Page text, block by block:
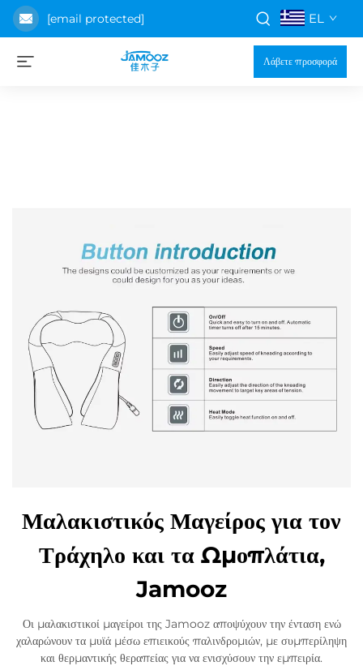
[email protected] EL
Λάβετε προσφορά
Μαλακιστικός Μαγείρος για τον
Τράχηλο και τα Ωμοπλάτια,
Jamooz
Οι μαλακιστικοί μαγείροι της Jamooz αποψύχουν την ένταση ενώ
χαλαρώνουν τα μυϊά μέσω επιεικούς παλινδρομιών, με συμπερίληψη
και θερμαντικής θεραπείας για να ενισχύσουν την εμπειρία.